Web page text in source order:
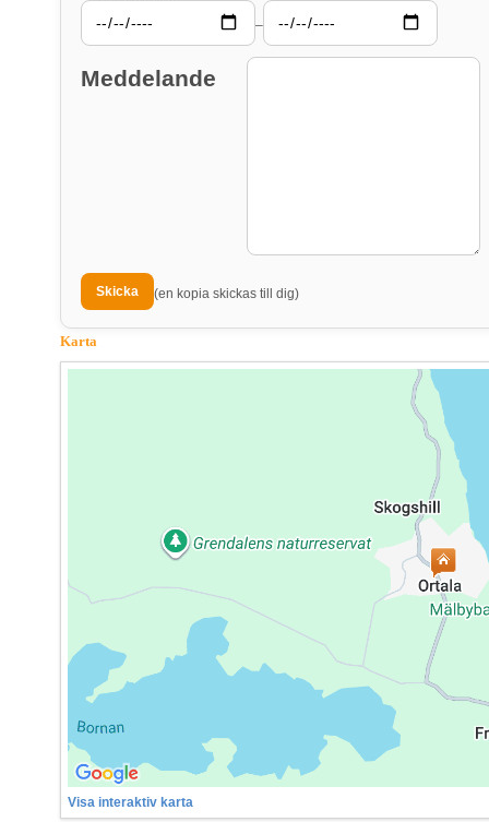
–
Meddelande
(en kopia skickas till dig)
Karta
Visa interaktiv karta